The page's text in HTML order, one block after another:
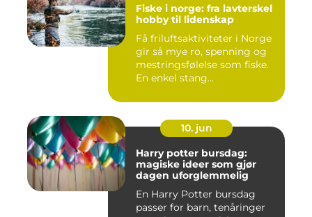
Fiske i norge: fra lavterskel
hobby til lidenskap
Få friluftsaktiviteter i Norge
gir så mye ro, spenning og
mestringsfølelse som fiske.
En enkel stang...
10. jun
Harry potter bursdag:
magiske ideer som gjør
dagen uforglemmelig
En Harry Potter bursdag
passer for barn, tenåringer